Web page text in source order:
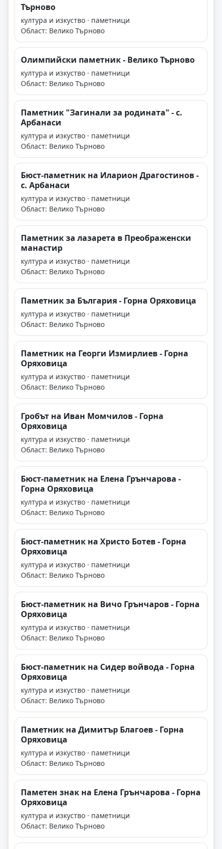
Търново
култура и изкуство · паметници
Област: Велико Търново
Олимпийски паметник - Велико Търново
култура и изкуство · паметници
Област: Велико Търново
Паметник "Загинали за родината" - с.
Арбанаси
култура и изкуство · паметници
Област: Велико Търново
Бюст-паметник на Иларион Драгостинов -
с. Арбанаси
култура и изкуство · паметници
Област: Велико Търново
Паметник за лазарета в Преображенски
манастир
култура и изкуство · паметници
Област: Велико Търново
Паметник за България - Горна Оряховица
култура и изкуство · паметници
Област: Велико Търново
Паметник на Георги Измирлиев - Горна
Оряховица
култура и изкуство · паметници
Област: Велико Търново
Гробът на Иван Момчилов - Горна
Оряховица
култура и изкуство · паметници
Област: Велико Търново
Бюст-паметник на Елена Грънчарова -
Горна Оряховица
култура и изкуство · паметници
Област: Велико Търново
Бюст-паметник на Христо Ботев - Горна
Оряховица
култура и изкуство · паметници
Област: Велико Търново
Бюст-паметник на Вичо Грънчаров - Горна
Оряховица
култура и изкуство · паметници
Област: Велико Търново
Бюст-паметник на Сидер войвода - Горна
Оряховица
култура и изкуство · паметници
Област: Велико Търново
Паметник на Димитър Благоев - Горна
Оряховица
култура и изкуство · паметници
Област: Велико Търново
Паметен знак на Елена Грънчарова - Горна
Оряховица
култура и изкуство · паметници
Област: Велико Търново